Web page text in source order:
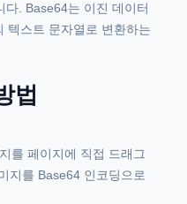
다. Base64는 이진 데이터
텍스트 문자열로 변환하는
법
를 페이지에 직접 드래그
지를 Base64 인코딩으로